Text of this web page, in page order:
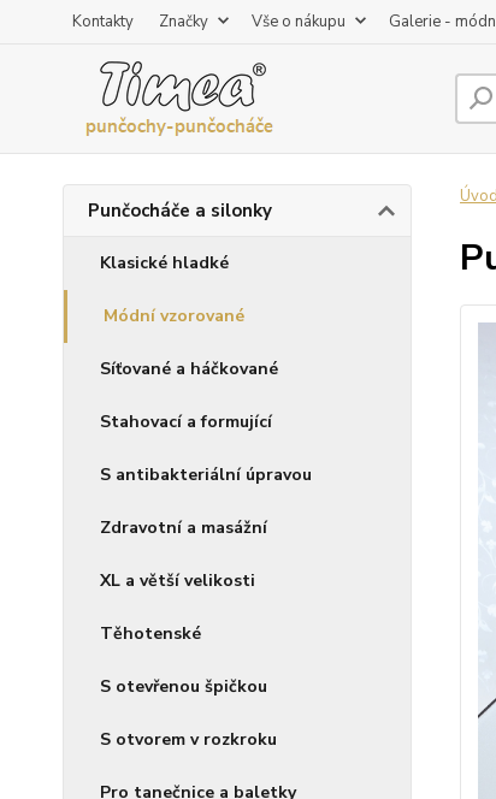
Kontakty Značky Vše o nákupu Galerie -
Punčocháče a silonky
Klasické hladké
Módní vzorované
Síťované a háčkované
Stahovací a formující
S antibakteriální úpravou
Zdravotní a masážní
XL a větší velikosti
Těhotenské
S otevřenou špičkou
S otvorem v rozkroku
Pro tanečnice a baletky
Úvod